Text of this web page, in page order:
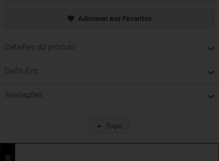
Adicionar aos Favoritos
Detalhes do produto
Dafiti Eco
Avaliações
Topo